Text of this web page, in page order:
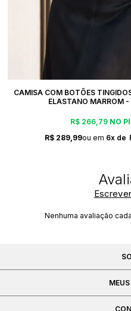
CAMISA COM BOTÕES
ELASTANO MARROM
R$ 266,79 NO
R$ 289,99
6x
Nenhuma avaliação